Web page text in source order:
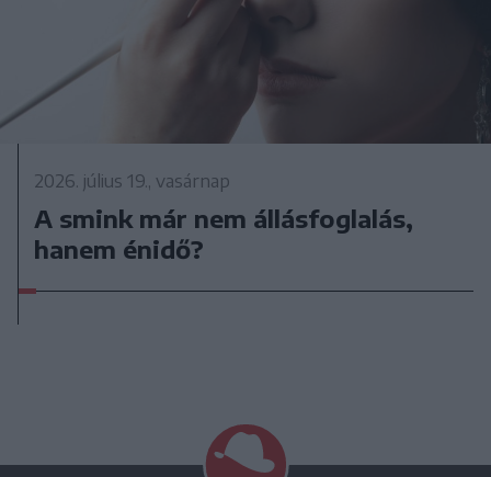
2026. július 19., vasárnap
A smink már nem állásfoglalás,
hanem énidő?